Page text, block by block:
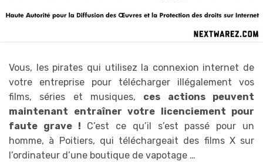
Vous, les pirates qui utilisez la connexion internet de
votre entreprise pour télécharger illégalement vos
films, séries et musiques, ces actions peuvent
maintenant entraîner votre licenciement pour
faute grave ! C’est ce qu’il s’est passé pour un
homme, à Poitiers, qui téléchargeait des films X sur
l’ordinateur d’une boutique de vapotage …